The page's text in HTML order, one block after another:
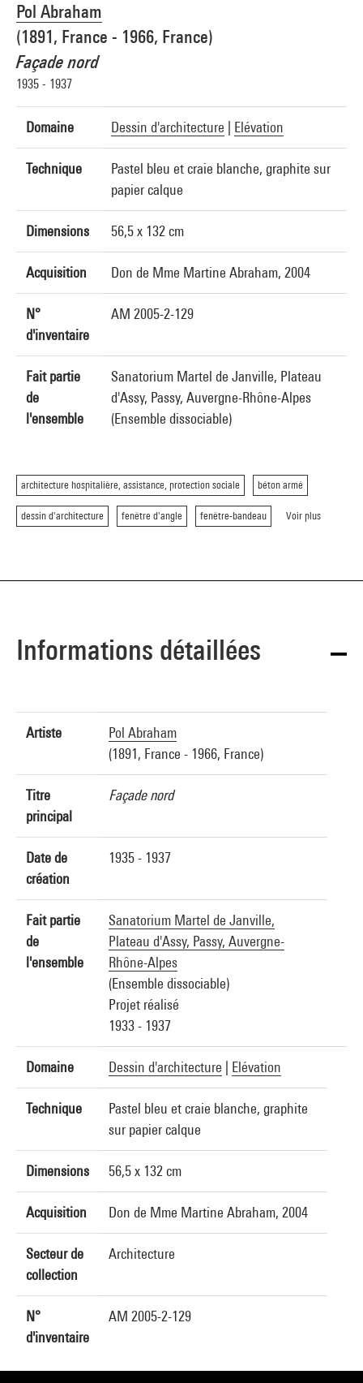
Pol Abraham
(1891, France - 1966, France)
Façade nord
1935 - 1937
Domaine Dessin d'architecture Elévation
Technique
Pastel bleu et craie blanche, graphite sur
papier calque
Dimensions 56,5 x 132 cm
Acquisition Don de Mme Martine Abraham, 2004
N°
d'inventaire
AM 2005-2-129
Fait partie
de
l'ensemble
Sanatorium Martel de Janville, Plateau
d'Assy, Passy, Auvergne-Rhône-Alpes
(Ensemble dissociable)
architecture hospitalière, assistance, protection sociale béton armé
dessin d'architecture fenêtre d'angle fenêtre-bandeau Voir plus
Crédit photographique : Centre Pompidou, MNAM-CCI/Georges Meguerditchian/Dist.
GrandPalaisRmn
Réf. image : 4N21142
Diffusion image :GrandPalaisRmnPhoto
Informations détaillées
Artiste
Pol Abraham
(1891, France - 1966, France)
Titre
principal
Façade nord
Date de
création
1935 - 1937
Fait partie
de
l'ensemble
Sanatorium Martel de Janville,
Plateau d'Assy, Passy, Auvergne-
Rhône-Alpes
(Ensemble dissociable)
Projet réalisé
1933 - 1937
Domaine Dessin d'architecture Elévation
Technique
Pastel bleu et craie blanche, graphite
sur papier calque
Dimensions 56,5 x 132 cm
Acquisition Don de Mme Martine Abraham, 2004
Secteur de
collection
Architecture
N°
d'inventaire
AM 2005-2-129